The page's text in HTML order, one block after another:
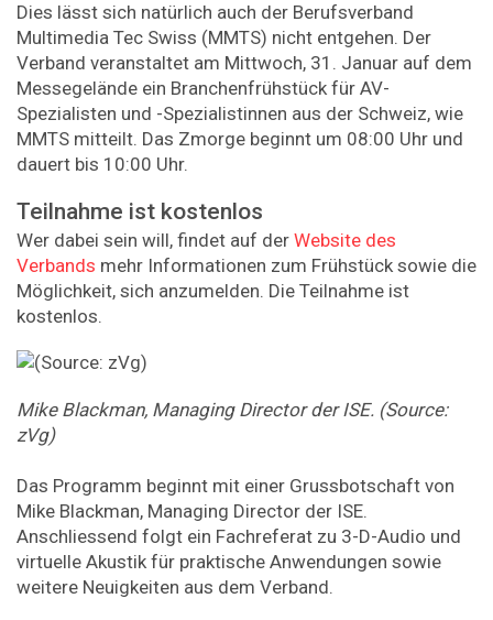
Dies lässt sich natürlich auch der Berufsverband
Multimedia Tec Swiss (MMTS) nicht entgehen. Der
Verband veranstaltet am Mittwoch, 31. Januar auf dem
Messegelände ein Branchenfrühstück für AV-
Spezialisten und -Spezialistinnen aus der Schweiz, wie
MMTS mitteilt. Das Zmorge beginnt um 08:00 Uhr und
dauert bis 10:00 Uhr.
Teilnahme ist kostenlos
Wer dabei sein will, findet auf der Website des
Verbands mehr Informationen zum Frühstück sowie die
Möglichkeit, sich anzumelden. Die Teilnahme ist
kostenlos.
Mike Blackman, Managing Director der ISE. (Source:
zVg)
Das Programm beginnt mit einer Grussbotschaft von
Mike Blackman, Managing Director der ISE.
Anschliessend folgt ein Fachreferat zu 3-D-Audio und
virtuelle Akustik für praktische Anwendungen sowie
weitere Neuigkeiten aus dem Verband.